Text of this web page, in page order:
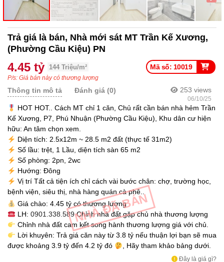
NHÀ ĐÃ BÁN
Trả giá là bán, Nhà mới sát MT Trần Kế Xương,
(Phường Cầu Kiệu) PN
Mã số: 10019
4.45 tỷ 144 Triệu/m²
P/s: Giá bán này có thương lượng
253 views
06/10/25
Thông tin mô tả Đánh giá (0)
HOT HOT.. Cách MT chỉ 1 căn, Chủ rất cần bán nhà hẻm Trần
Kế Xương, P7, Phú Nhuận (Phường Cầu Kiệu), Khu dân cư hiện
hữu: An tâm chọn xem.
Diện tích: 2.5x12m ~ 28.5 m2 đất (thực tế 31m2)
Số lầu: trệt, 1 Lầu, diện tích sàn 65 m2
Số phòng: 2pn, 2wc
Hướng: Đông
Vị trí Tất cả tiện ích chỉ cách vài bước chân: chợ, trường học,
bệnh viện, siêu thị, nhà hàng quán cà phê..
Giá chào: 4.45 tỷ có thương lượng
LH: 0901.338.589Chỉnh nhà đất gặp chủ nhà thương lượng
Chỉnh nhà đất cam kết song hành thương lượng giá với chủ.
Lời khuyên: Trả giá căn này từ 3.8 tỷ nếu thuận lợi bạn sẽ mua
được khoảng 3.9 tỷ đến 4.2 tỷ đó
, Hãy tham khảo bảng dưới.
Đây là giá gì?